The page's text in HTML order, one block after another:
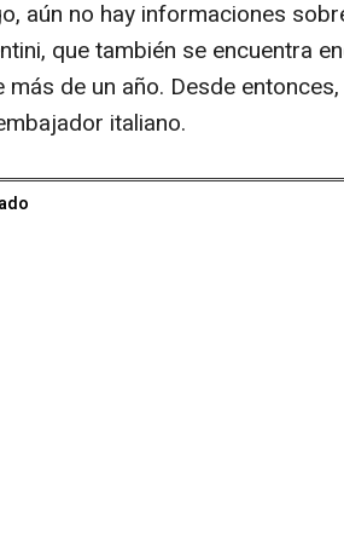
aún no hay informaciones
que también se encuentra
más de un año. Desde
italiano.